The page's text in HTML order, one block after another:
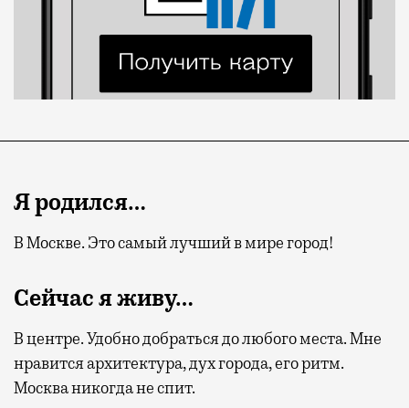
Я родился…
В Москве. Это самый лучший в мире город!
Сейчас я живу…
В центре. Удобно добраться до любого места. Мне
нравится архитектура, дух города, его ритм.
Москва никогда не спит.